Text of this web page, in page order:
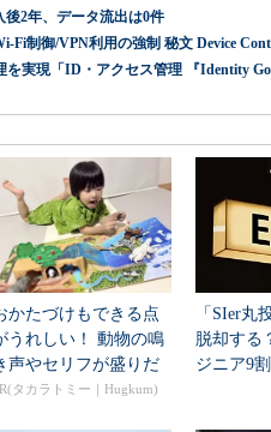
2年、データ流出は0件
Fi制御/VPN利用の強制 秘文 Device
実現「ID・アクセス管理 『Identity
かたづけもできる点
うれしい！ 動物の鳴
声やセリフが盛りだ
さんの「アニア ...
タカラトミー｜Hugkum)
「SIer丸
脱却す
ジニア9